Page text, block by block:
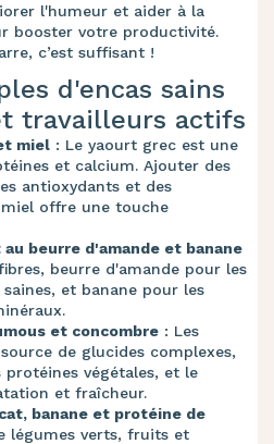
l'humeur et aider à la
booster votre productivité.
c’est suffisant !
d'encas sains
travailleurs actifs
miel : Le yaourt grec est une
et calcium. Ajouter des
antioxydants et des
offre une touche
beurre d'amande et banane
beurre d'amande pour les
et banane pour les
et concombre : Les
de glucides complexes,
végétales, et le
et fraîcheur.
banane et protéine de
légumes verts, fruits et